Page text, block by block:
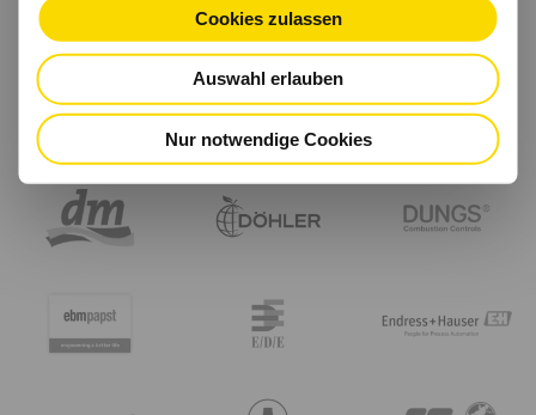
Cookies zulassen
Auswahl erlauben
Nur notwendige Cookies